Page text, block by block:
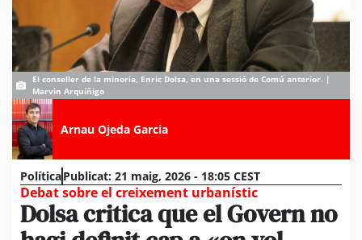
El conseller de la minoria, Enric Dolsa, en una sessió de Comú anterior. |
Marvin Arquíñigo
Arnau Ojeda Garcia
PolíticaPublicat: 21 maig, 2026 - 18:05 CEST
Debat sobre el creixement urbanístic
Dolsa critica que el Govern no